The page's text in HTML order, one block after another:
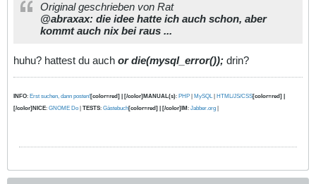
Original geschrieben von Rat
@abraxax: die idee hatte ich auch schon, aber
kommt auch nix bei raus ...
huhu? hattest du auch or die(mysql_error()); drin?
INFO: Erst suchen, dann posten![color=red] | [/color]MANUAL(s): PHP MySQL| HTML/JS/CSS[color=red] |
[/color]NICE: GNOME Do TESTS: Gästebuch[color=red] | [/color]IM : Jabber.org